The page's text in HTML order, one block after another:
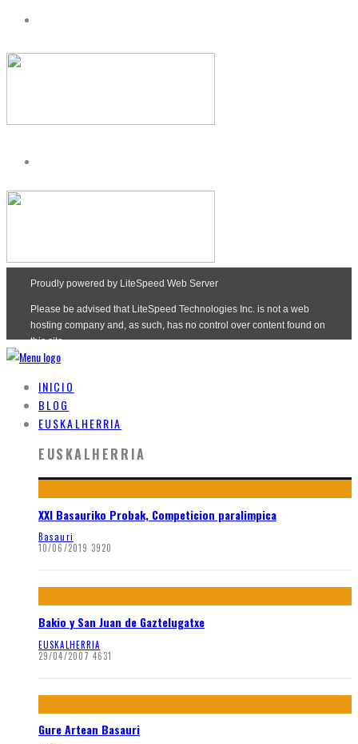
INICIO
BLOG
EUSKALHERRIA
EUSKALHERRIA
XXI Basauriko Probak, Competicion paralimpica
Basauri
10/06/2019 3920
Bakio y San Juan de Gaztelugatxe
EUSKALHERRIA
29/04/2007 4631
Gure Artean Basauri